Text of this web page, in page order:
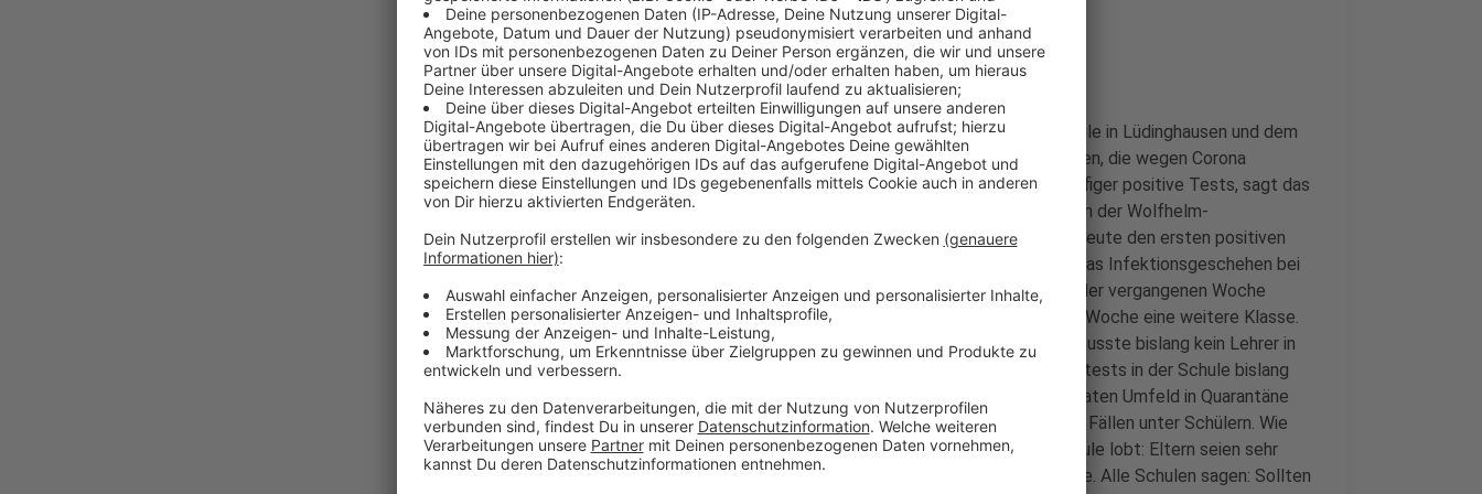
Anzeige
Am Rupert-Neudeck-Gymnasium in Nottuln, der Ludgerigrundschule in Lüdinghausen und dem
Joseph-Haydn-Gymnasium in Senden gibt es bislang keine Kollegen, die wegen Corona
ausfallen. Bei den Schülern gebe es seit dieser Woche etwas häufiger positive Tests, sagt das
Joseph-Haydn-Gymnasium in Senden. Aktuell sind fünf Infiziert. An der Wolfhelm-
Gesamtschule mit ihren Standorten in Olfen und Datteln gibt es heute den ersten positiven
Test im Kollegium nach den Weihnachtsferien. Spürbar sei, dass das Infektionsgeschehen bei
den Schülern an Fahrt gewinnt, sagt Schulleiter Jerome Biele. In der vergangenen Woche
musste eine Klasse nach mehreren Fällen in Quarantäne, in dieser Woche eine weitere Klasse.
Jutta Glanemann, Leiterin des Nottulner Gymnasiums sagt: Hier musste bislang kein Lehrer in
Quarantäne, weil er infiziert ist. Bei den Schülern waren die Selbsttests in der Schule bislang
negativ. Es gibt allerdings einzelne Schüler, die nach Fällen im privaten Umfeld in Quarantäne
sind. Die Ludgerigrundschule in Lüdinghausen spricht von wenigen Fällen unter Schülern. Wie
sich die Situation weiter entwickelt, sei nicht abzusehen. Die Schule lobt: Eltern seien sehr
verantwortungsvoll und testeten sich und die Kinder auch zuhause. Alle Schulen sagen: Sollten